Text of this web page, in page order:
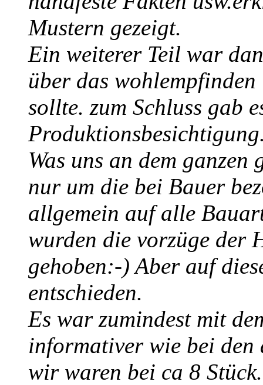
Mustern gezeigt.
Ein weiterer Teil war
über das
sollte. zum Schluss gab
Was uns an dem
nur um die bei Bauer
allgemein auf alle
wurden die vorzüge der
gehoben:-) Aber auf
entschieden.
Es war zumindest mit
informativer wie bei den
wir waren bei ca 8 Stück.